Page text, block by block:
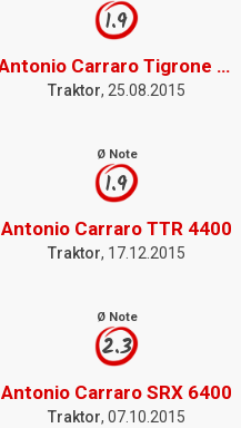
1.9
Antonio Carraro Tigrone 7700
Traktor, 25.08.2015
Ø Note
1.9
Antonio Carraro TTR 4400
Traktor, 17.12.2015
Ø Note
2.3
Antonio Carraro SRX 6400
Traktor, 07.10.2015